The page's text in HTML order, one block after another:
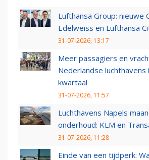
Lufthansa Group: nieuwe
Edelweiss en Lufthansa
31-07-2026, 13:17
Meer passagiers en
Nederlandse
kwartaal
31-07-2026, 11:57
Luchthavens Napels
onderhoud: KLM en
31-07-2026, 11:28
Einde van een tijdperk: